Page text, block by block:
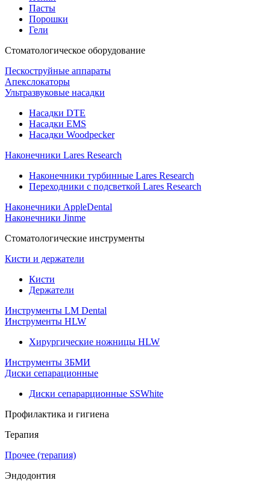
Пасты
Порошки
Гели
Стоматологическое оборудование
Пескоструйные аппараты
Апекслокаторы
Ультразвуковые насадки
Насадки DTE
Насадки EMS
Насадки Woodpecker
Наконечники Lares Research
Наконечники турбинные Lares Research
Переходники с подсветкой Lares Research
Наконечники AppleDental
Наконечники Jinme
Стоматологические инструменты
Кисти и держатели
Кисти
Держатели
Инструменты LM Dental
Инструменты HLW
Хирургические ножницы HLW
Инструменты ЗБМИ
Диски сепарационные
Диски сепарарционные SSWhite
Профилактика и гигиена
Терапия
Прочее (терапия)
Эндодонтия